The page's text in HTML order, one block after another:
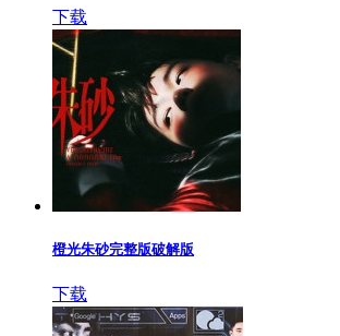
下载
橙光朱砂完整版破解版
下载